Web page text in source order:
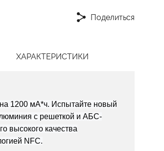
Поделиться
ХАРАКТЕРИСТИКИ
1200 мА*ч. Испытайте новый
с решеткой и АБС-
высокого качества
NFC.